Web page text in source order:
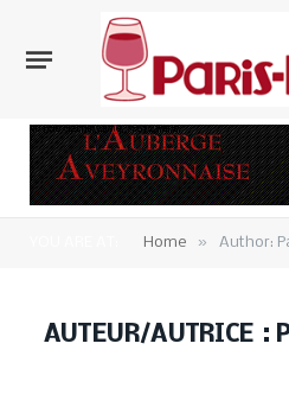
Home » Author:
AUTEUR/AUTRICE :